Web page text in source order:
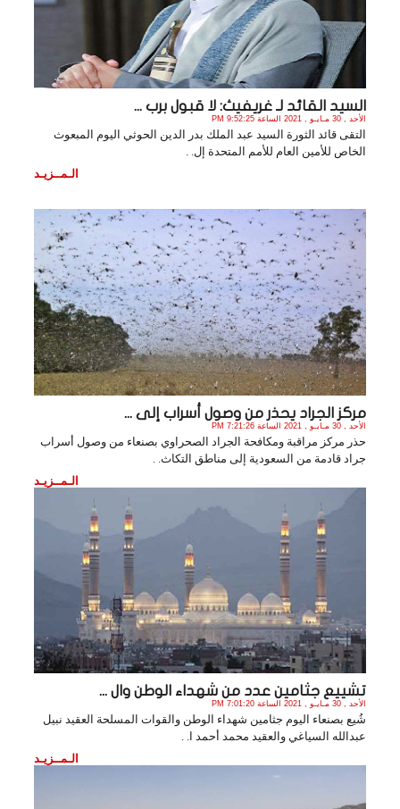
السيد القائد لـ غريفيث: لا قبول برب ...
الأحد , 30 مـايـو , 2021 الساعة 9:52:25 PM
التقى قائد الثورة السيد عبد الملك بدر الدين الحوثي اليوم المبعوث
الخاص للأمين العام للأمم المتحدة إل. .
الـمــزيـد
مركز الجراد يحذر من وصول أسراب إلى ...
الأحد , 30 مـايـو , 2021 الساعة 7:21:26 PM
حذر مركز مراقبة ومكافحة الجراد الصحراوي بصنعاء من وصول أسراب
جراد قادمة من السعودية إلى مناطق التكاث. .
الـمــزيـد
تشييع جثامين عدد من شهداء الوطن وال ...
الأحد , 30 مـايـو , 2021 الساعة 7:01:20 PM
شُيع بصنعاء اليوم جثامين شهداء الوطن والقوات المسلحة العقيد نبيل
عبدالله السياغي والعقيد محمد أحمد ا. .
الـمــزيـد